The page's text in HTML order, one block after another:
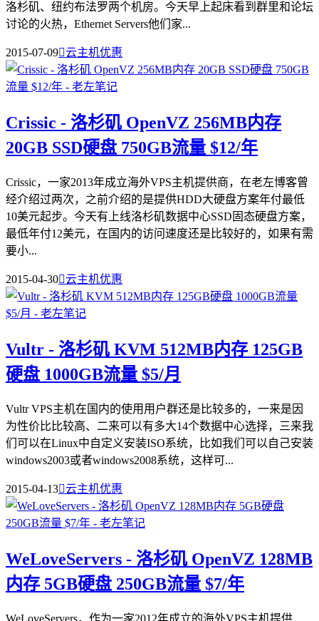
洛杉矶、纽约布法罗两个机房。今天早上起床看到群里和论坛
讨论的火热，Ethernet Servers他们家...
2015-07-09云主机优惠
Crissic - 洛杉矶 OpenVZ 256MB内存
20GB SSD硬盘 750GB流量 $12/年
Crissic，一家2013年成立海外VPS主机提供商，在老左博客曾
经介绍过两次，之前介绍的是提供HDD大硬盘方案年付最低
10美元起步。今天有上线洛杉矶数据中心SSD固态硬盘方案，
最低年付12美元，在国内的访问速度还是比较好的，如果有需
要小...
2015-04-30云主机优惠
Vultr - 洛杉矶 KVM 512MB内存 125GB
硬盘 1000GB流量 $5/月
Vultr VPS主机在国内的使用用户群还是比较多的，一来是因
为性价比比较高、二来可以有多大14个数据中心选择，三来我
们可以在Linux中自定义安装ISO系统，比如我们可以自己安装
windows2003或者windows2008系统，这样可...
2015-04-13云主机优惠
WeLoveServers - 洛杉矶 OpenVZ 128MB
内存 5GB硬盘 250GB流量 $7/年
WeLoveServers，作为一家2012年成立的海外VPS主机提供